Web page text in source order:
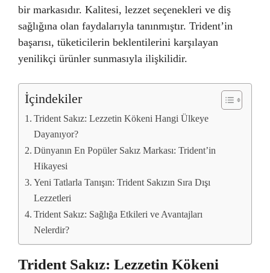
bir markasıdır. Kalitesi, lezzet seçenekleri ve diş
sağlığına olan faydalarıyla tanınmıştır. Trident’in
başarısı, tüketicilerin beklentilerini karşılayan
yenilikçi ürünler sunmasıyla ilişkilidir.
İçindekiler
Trident Sakız: Lezzetin Kökeni Hangi Ülkeye
Dayanıyor?
Dünyanın En Popüler Sakız Markası: Trident’in
Hikayesi
Yeni Tatlarla Tanışın: Trident Sakızın Sıra Dışı
Lezzetleri
Trident Sakız: Sağlığa Etkileri ve Avantajları
Nelerdir?
Trident Sakız: Lezzetin Kökeni